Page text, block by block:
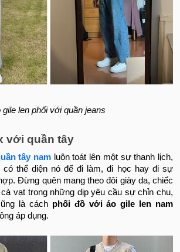
gile len phối với quần jeans
với quần tây
tây nam luôn toát lên một sự thanh lịch,
có thể diện nó để đi làm, đi học hay đi sự
Đừng quên mang theo đôi giày da, chiếc
vạt trong những dịp yêu cầu sự chỉn chu,
là cách phối đồ với áo gile len nam
áp dụng.